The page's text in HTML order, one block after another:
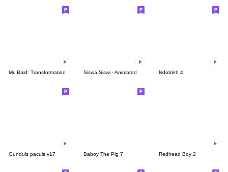
Mr. Bald: Transformation Siswa Siswi - Animated Ndobleh 4
Gunduls paculs v17 Baboy The Pig 7 Redhead Boy 2